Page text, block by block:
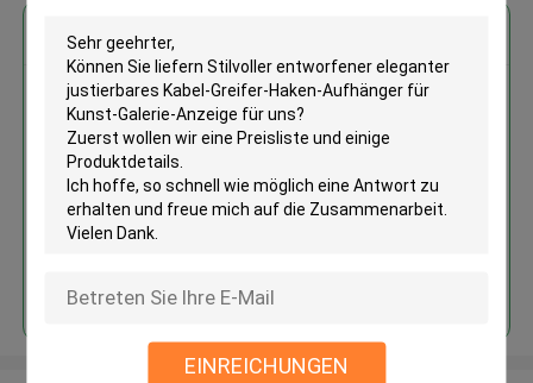
EINREICHUNGEN
Erhalten Sie den besten Preis für
Stilvoller entworfener eleganter
justierbares Kabel-Greifer-
Galerie-Anzeige